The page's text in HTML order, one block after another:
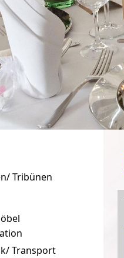
Tribünen
Transport